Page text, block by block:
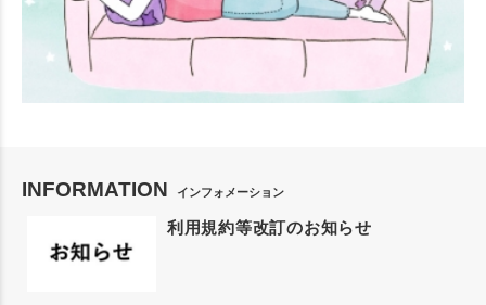
INFORMATION インフォメーション
利用規約等改訂のお知らせ